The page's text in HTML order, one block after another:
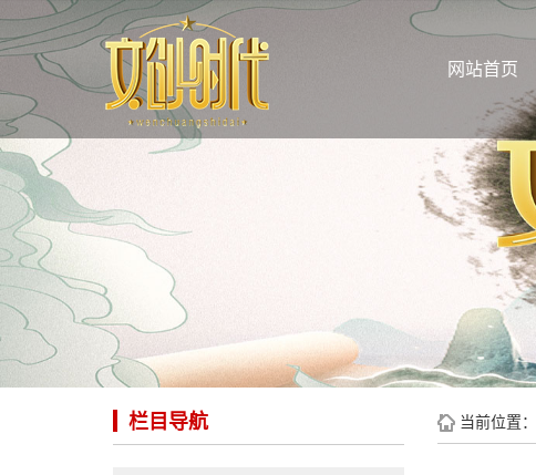
网站首页
栏目导航 当前位置：